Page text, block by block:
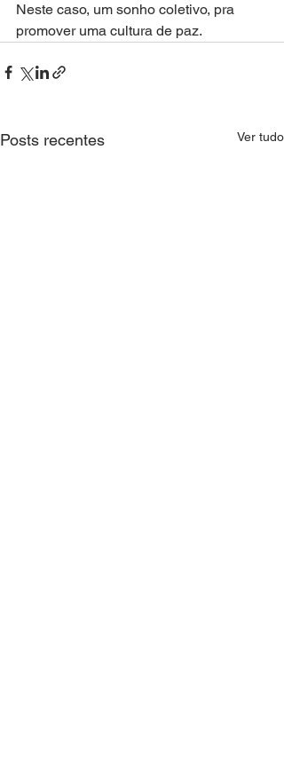
Neste caso, um sonho coletivo, pra
promover uma cultura de paz.
Posts recentes Ver tudo